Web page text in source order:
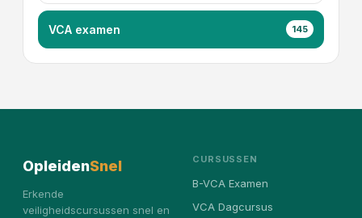
VCA examen 145
OpleidenSnel
Erkende
veiligheidscursussen snel en
CURSUSSEN
B-VCA Examen
VCA Dagcursus